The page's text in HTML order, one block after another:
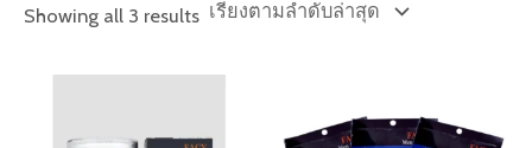
Showing all 3 resultsSorted